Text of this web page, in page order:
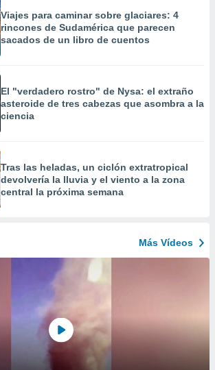
Viajes para caminar sobre glaciares: 4
rincones de Sudamérica que parecen
sacados de un libro de cuentos
El "verdadero rostro" de Nysa: el extraño
asteroide de tres cabezas que asombra a la
ciencia
Tras las heladas, un ciclón extratropical
devolvería la lluvia y el viento a la zona
central la próxima semana
Más Vídeos